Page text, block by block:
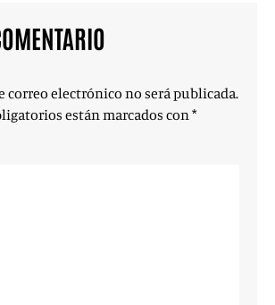
correo electrónico no será publicada.
están marcados con *